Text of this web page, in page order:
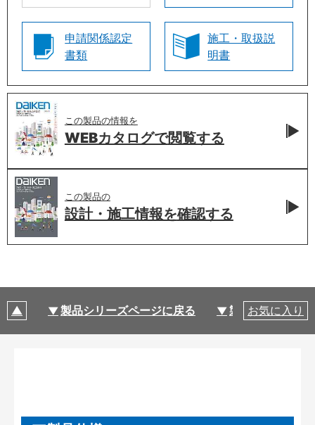
申請関係認定
書類
施工・取扱説
明書
この製品の情報を
WEBカタログで閲覧する
この製品の
設計・施工情報を確認する
製品シリーズページに戻る 製品仕様
お気に入り